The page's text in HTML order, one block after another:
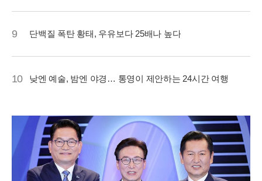
9 단백질 폭탄 황태, 우유보다 25배나 높다
10 낮엔 예술, 밤엔 야경… 통영이 제안하는 24시간 여행